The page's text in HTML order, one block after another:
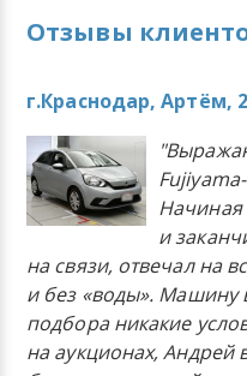
Отзывы
г.Краснодар, Артём,
и
на связи, отвечал на
и без «воды». Машину
подбора никакие
на аукционах, Андрей